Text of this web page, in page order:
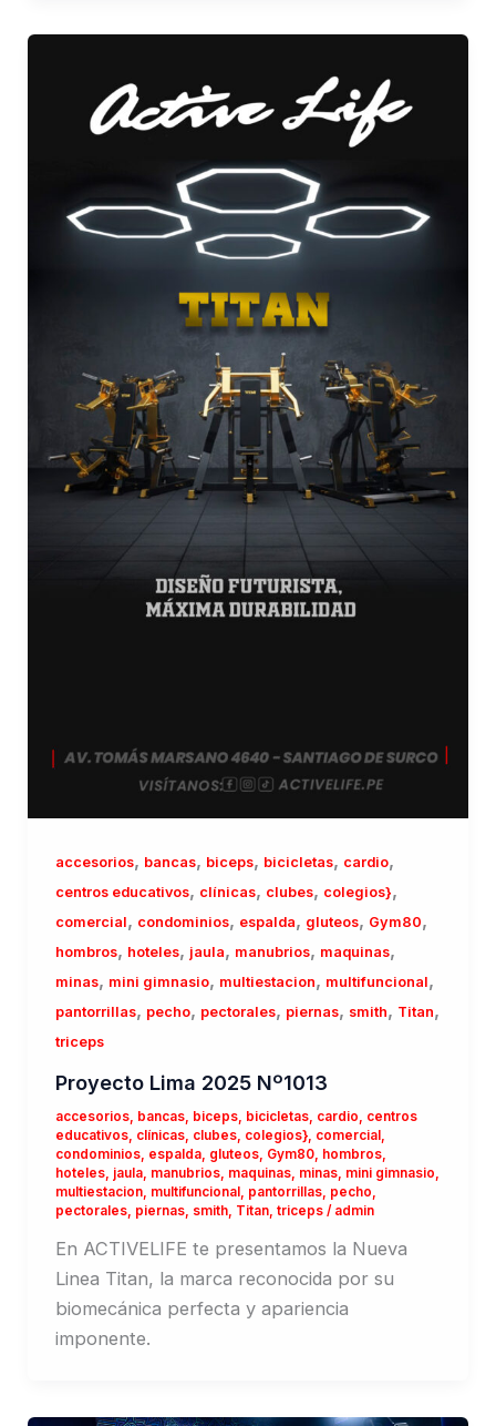
accesorios, bancas, biceps, bicicletas, cardio,
centros educativos, clínicas, clubes, colegios},
comercial, condominios, espalda, gluteos, Gym80,
hombros, hoteles, jaula, manubrios, maquinas,
minas, mini gimnasio, multiestacion, multifuncional,
pantorrillas, pecho, pectorales, piernas, smith, Titan,
triceps
Proyecto Lima 2025 Nº1013
accesorios, bancas, biceps, bicicletas, cardio
centros
educativos, clínicas, clubes, colegios}, comercial,
condominios, espalda, gluteos, Gym80, hombros,
hoteles, jaula, manubrios, maquinas, minas, mini gimnasio
multiestacion, multifuncional, pantorrillas, pecho
pectorales, piernas, smith, Titan, triceps/ admin
En ACTIVELIFE te presentamos la Nueva
Linea Titan, la marca reconocida por su
biomecánica perfecta y apariencia
imponente.